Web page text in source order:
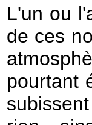
L'un ou
de ces
pourtant